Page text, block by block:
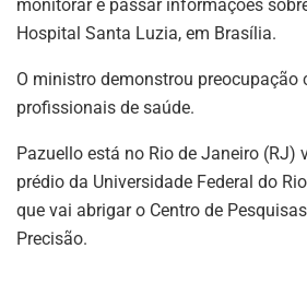
monitorar e passar informações
Hospital Santa Luzia, em Brasília.
O ministro demonstrou preocupação
profissionais de saúde.
Pazuello está no Rio de Janeiro (RJ)
prédio da Universidade Federal do
que vai abrigar o Centro de
Precisão.